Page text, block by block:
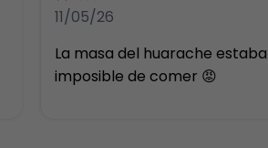
11/05/26
La masa del huarache
imposible de comer 😡